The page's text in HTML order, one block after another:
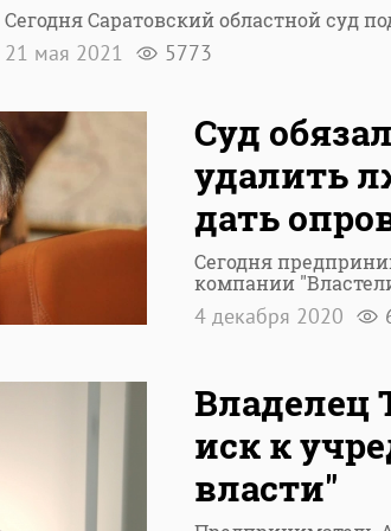
Сегодня Саратовский областной суд
21 мая 2021 5773
Суд
удалить
дать
Сегодня
компании
4 декабря 2020
Владелец
иск к
власти"